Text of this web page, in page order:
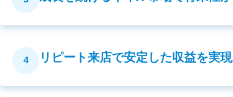
4 リピート来店で安定した収益を実現